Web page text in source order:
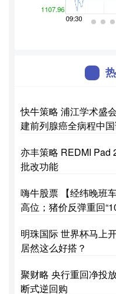
快牛策略 浦江学术盛
建前列腺癌全病程中
亦丰策略 REDMI Pad
批改功能
嗨牛股票 【经纬晚班
高位；猪价反弹重回
明珠国际 世界杯马上
居然这么好搭？
聚财略 央行重回净投
断式逆回购